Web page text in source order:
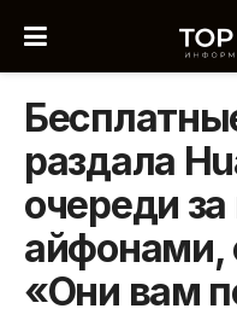
раздала
очереди
айфонами,
«Они вам